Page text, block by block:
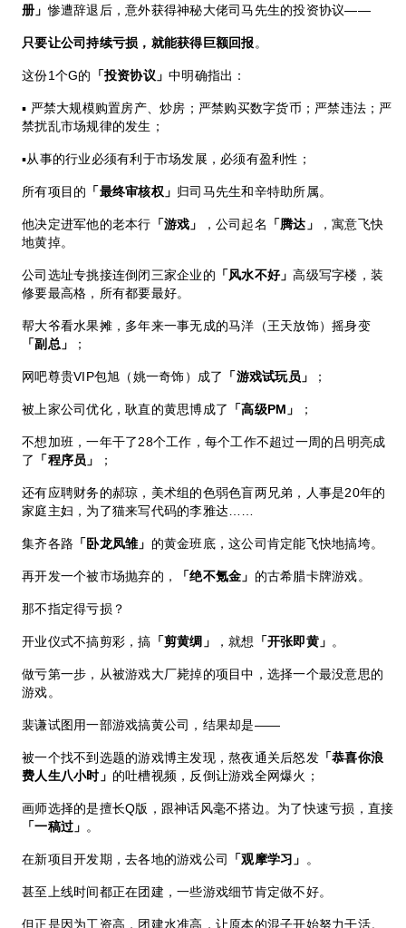
册」惨遭辞退后，意外获得神秘大佬司马先生的投资协议——
只要让公司持续亏损，就能获得巨额回报。
这份1个G的 「投资协议」中明确指出：
▪ 严禁大规模购置房产、炒房；严禁购买数字货币；严禁违法；严
禁扰乱市场规律的发生；
▪从事的行业必须有利于市场发展，必须有盈利性；
所有项目的 「最终审核权」 归司马先生和辛特助所属。
他决定进军他的老本行 「游戏」 ，公司起名 「腾达」
，寓意飞快
地黄掉。
公司选址专挑接连倒闭三家企业的 「风水不好」高级写字楼，装
修要最高格，所有都要最好。
帮大爷看水果摊，多年来一事无成的马洋（王天放饰）摇身变
「副总」
；
网吧尊贵VIP包旭（姚一奇饰）成了 「游戏试玩员」 ；
被上家公司优化，耿直的黄思博成了 「高级PM」 ；
不想加班，一年干了28个工作，每个工作不超过一周的吕明亮成
了
「程序员」 ；
还有应聘财务的郝琼，美术组的色弱色盲两兄弟，人事是20年的
家庭主妇，为了猫来写代码的李雅达……
集齐各路 「卧龙凤雏」 的黄金班底，这公司肯定能飞快地搞垮。
再开发一个被市场抛弃的， 「绝不氪金」 的古希腊卡牌游戏。
那不指定得亏损？
开业仪式不搞剪彩，搞 「剪黄绸」 ，就想 「开张即黄」 。
做亏第一步，从被游戏大厂毙掉的项目中，选择一个最没意思的
游戏。
裴谦试图用一部游戏搞黄公司，结果却是——
被一个找不到选题的游戏博主发现，熬夜通关后怒发「恭喜你浪
费人生八小时」 的吐槽视频，反倒让游戏全网爆火；
画师选择的是擅长Q版，跟神话风毫不搭边。为了快速亏损，直接
「一稿过」 。
在新项目开发期，去各地的游戏公司 「观摩学习」 。
甚至上线时间都正在团建，一些游戏细节肯定做不好。
但正是因为工资高，团建水准高，让原本的混子开始努力干活。